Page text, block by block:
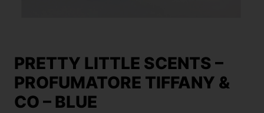
PRETTY LITTLE SCENTS –
PROFUMATORE TIFFANY &
CO – BLUE